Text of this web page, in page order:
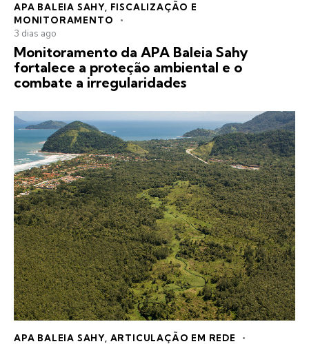
APA BALEIA SAHY FISCALIZAÇÃO E
MONITORAMENTO
3 dias ago
Monitoramento da APA Baleia Sahy
fortalece a proteção ambiental e o
combate a irregularidades
APA BALEIA SAHY ARTICULAÇÃO EM REDE